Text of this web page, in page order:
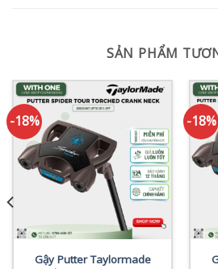
SẢN PHẨM
-18%
Gậy Putter Taylormade
-18%